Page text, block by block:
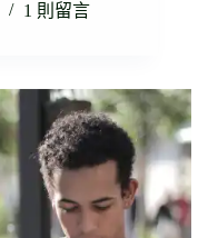
1 則留言